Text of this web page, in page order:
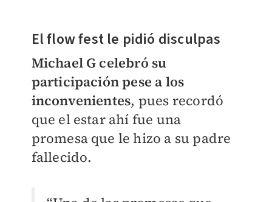
El flow fest le pidió disculpas
Michael G celebró su
participación pese a los
inconvenientes, pues recordó
que el estar ahí fue una
promesa que le hizo a su padre
fallecido.